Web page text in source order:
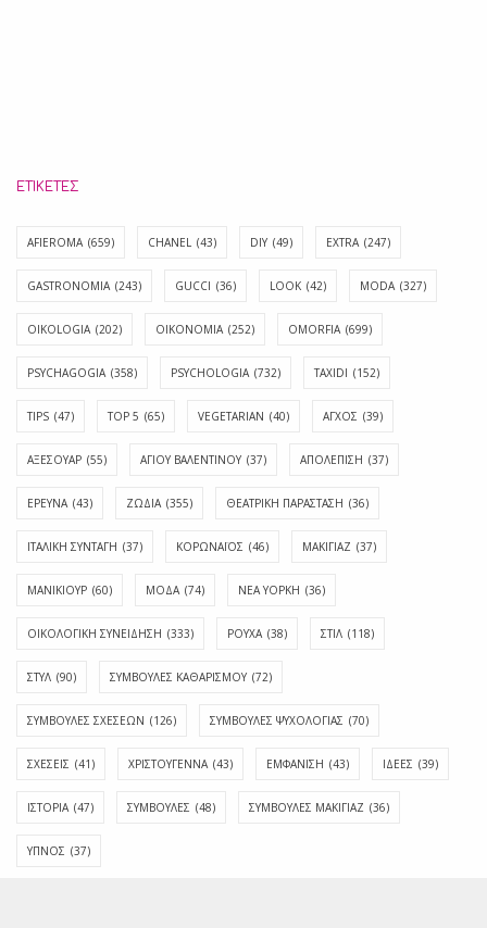
ΕΤΙΚΈΤΕΣ
AFIEROMA (659) CHANEL (43) DIY (49) EXTRA (247)
GASTRONOMIA (243) GUCCI (36) LOOK (42) MODA (327)
OIKOLOGIA (202) OIKONOMIA (252) OMORFIA (699)
PSYCHAGOGIA (358) PSYCHOLOGIA (732) TAXIDI (152)
TIPS (47) TOP 5 (65) VEGETARIAN (40) ΑΓΧΟΣ (39)
ΑΞΕΣΟΥΑΡ (55) ΑΓΊΟΥ ΒΑΛΕΝΤΊΝΟΥ (37) ΑΠΟΛΈΠΙΣΗ (37)
ΕΡΕΥΝΑ (43) ΖΩΔΙΑ (355) ΘΕΑΤΡΙΚΗ ΠΑΡΑΣΤΑΣΗ (36)
ΙΤΑΛΙΚΗ ΣΥΝΤΑΓΗ (37) ΚΟΡΩΝΑΪΟΣ (46) ΜΑΚΙΓΙΑΖ (37)
ΜΑΝΙΚΙΟΥΡ (60) ΜΟΔΑ (74) ΝΕΑ ΥΟΡΚΗ (36)
ΟΙΚΟΛΟΓΙΚΗ ΣΥΝΕΙΔΗΣΗ (333) ΡΟΥΧΑ (38) ΣΤΙΛ (118)
ΣΤΥΛ (90) ΣΥΜΒΟΥΛΕΣ ΚΑΘΑΡΙΣΜΟΥ (72)
ΣΥΜΒΟΥΛΕΣ ΣΧΕΣΕΩΝ (126) ΣΥΜΒΟΥΛΕΣ ΨΥΧΟΛΟΓΙΑΣ (70)
ΣΧΕΣΕΙΣ (41) ΧΡΙΣΤΟΥΓΕΝΝΑ (43) ΕΜΦΆΝΙΣΗ (43) ΙΔΈΕΣ (39)
ΙΣΤΟΡΊΑ (47) ΣΥΜΒΟΥΛΈΣ (48) ΣΥΜΒΟΥΛΈΣ ΜΑΚΙΓΙΆΖ (36)
ΎΠΝΟΣ (37)